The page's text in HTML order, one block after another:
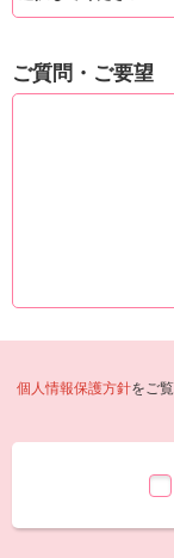
ご質問・ご要望
個人情報保護方針をご